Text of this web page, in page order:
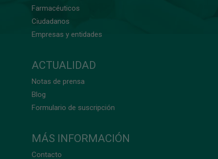
Farmacéuticos
Ciudadanos
Empresas y entidades
ACTUALIDAD
Notas de prensa
Blog
Formulario de suscripción
MÁS INFORMACIÓN
Contacto